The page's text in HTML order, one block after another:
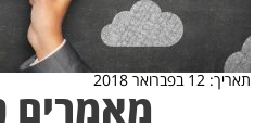
תאריך: 12 בפברואר 2018
מאמרים